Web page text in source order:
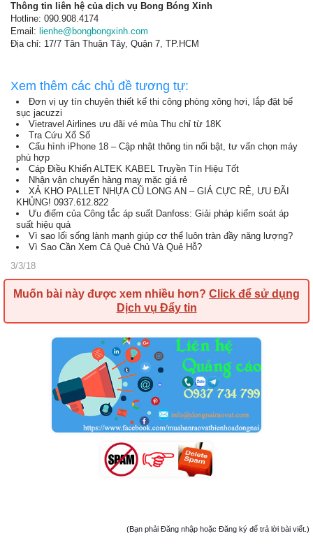
Thông tin liên hệ của dịch vụ Bong Bóng Xinh
Hotline: 090.908.4174
Email: lienhe@bongbongxinh.com
Địa chỉ: 17/7 Tân Thuận Tây, Quận 7, TP.HCM
Xem thêm các chủ đề tương tự:
Đơn vị uy tín chuyên thiết kế thi công phòng xông hơi, lắp đặt bể
sục jacuzzi
Vietravel Airlines ưu đãi vé mùa Thu chỉ từ 18K
Tra Cứu Xổ Số
Cấu hình iPhone 18 – Cập nhật thông tin nổi bật, tư vấn chọn máy
phù hợp
Cáp Điều Khiển ALTEK KABEL Truyền Tín Hiệu Tốt
Nhận vận chuyển hàng may mặc giá rẻ
XẢ KHO PALLET NHỰA CŨ LONG AN – GIÁ CỰC RẺ, ƯU ĐÃI
KHỦNG! 0937.612.822
Ưu điểm của Công tắc áp suất Danfoss: Giải pháp kiểm soát áp
suất hiệu quả
Vì sao lối sống lành mạnh giúp cơ thể luôn tràn đầy năng lượng?
Vì Sao Cần Xem Cả Quẻ Chủ Và Quẻ Hỗ?
3/3/18
Muốn bài này được xem nhiều hơn? Click để sử dụng
Dịch vụ Đẩy tin
(Bạn phải Đăng nhập hoặc Đăng ký để trả lời bài viết.)